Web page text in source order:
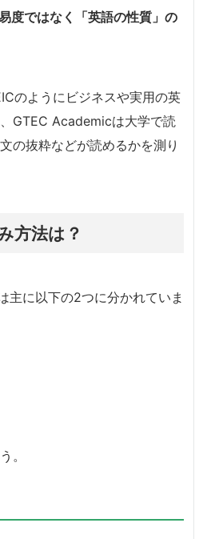
度ではなく「英語の性質」の
のようにビジネスや実用の英
GTEC Academicは大学で読
の抜粋などが読めるかを測り
方法は？
主に以下の2つに分かれていま
。